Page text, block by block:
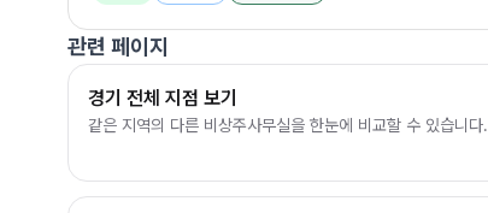
관련 페이지
경기 전체 지점 보기
같은 지역의 다른 비상주사무실을 한눈에 비교할 수 있습니다.